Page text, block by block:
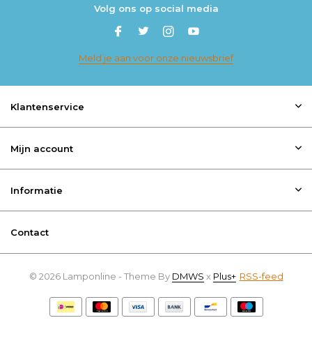
Volg ons op social media
Meld je aan voor onze nieuwsbrief
Klantenservice
Mijn account
Informatie
Contact
© 2026 Lamponline - Theme By DMWS x Plus+ RSS-feed